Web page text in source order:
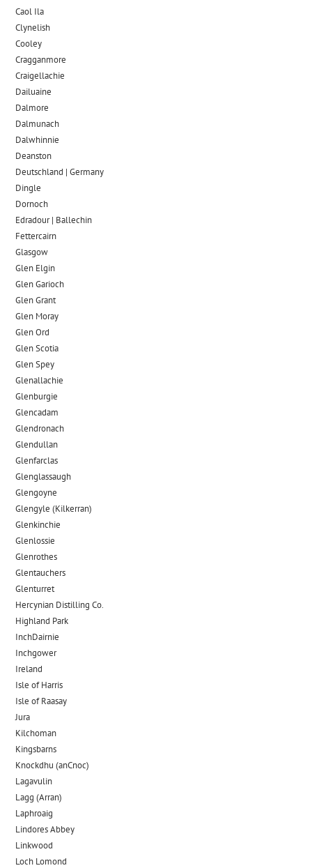
Caol Ila
Clynelish
Cooley
Cragganmore
Craigellachie
Dailuaine
Dalmore​
Dalmunach
Dalwhinnie
Deanston
Deutschland | Germany
Dingle
Dornoch
Edradour | Ballechin
Fettercairn
Glasgow
Glen Elgin
Glen Garioch
Glen Grant
Glen Moray
Glen Ord
Glen Scotia
Glen Spey
Glenallachie
Glenburgie
Glencadam
Glendronach
Glendullan
Glenfarclas
Glenglassaugh
Glengoyne
Glengyle (Kilkerran)
Glenkinchie
Glenlossie
Glenrothes
Glentauchers
Glenturret
Hercynian Distilling Co.
Highland Park
InchDairnie
Inchgower
Ireland
Isle of Harris
Isle of Raasay
Jura
Kilchoman
Kingsbarns
Knockdhu (anCnoc)
Lagavulin
Lagg (Arran)
Laphroaig
Lindores Abbey
Linkwood
Loch Lomond